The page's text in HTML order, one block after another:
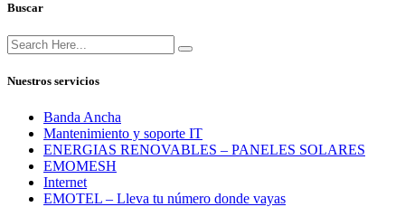
Buscar
Nuestros servicios
Banda Ancha
Mantenimiento y soporte IT
ENERGIAS RENOVABLES – PANELES SOLARES
EMOMESH
Internet
EMOTEL – Lleva tu número donde vayas